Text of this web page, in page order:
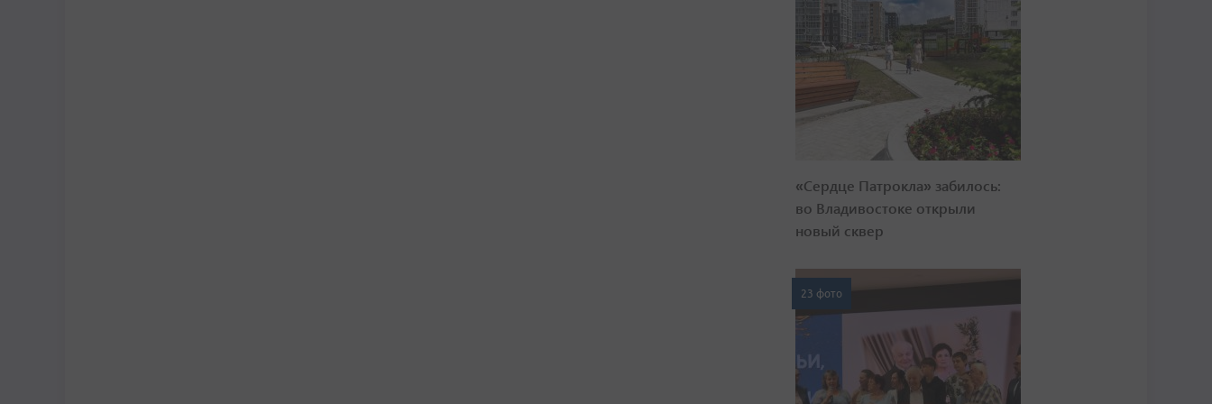
«Сердце Патрокла» забилось:
во Владивостоке открыли
новый сквер
23 фото